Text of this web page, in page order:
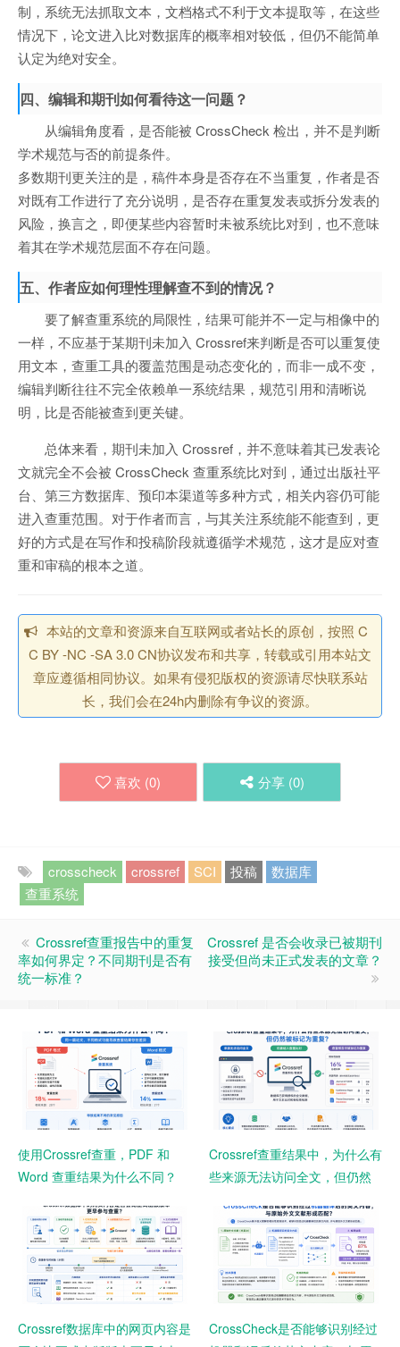
制，系统无法抓取文本，文档格式不利于文本提取等，在这些
情况下，论文进入比对数据库的概率相对较低，但仍不能简单
认定为绝对安全。
四、编辑和期刊如何看待这一问题？
从编辑角度看，是否能被 CrossCheck 检出，并不是判断
学术规范与否的前提条件。
多数期刊更关注的是，稿件本身是否存在不当重复，作者是否
对既有工作进行了充分说明，是否存在重复发表或拆分发表的
风险，换言之，即便某些内容暂时未被系统比对到，也不意味
着其在学术规范层面不存在问题。
五、作者应如何理性理解查不到的情况？
要了解查重系统的局限性，结果可能并不一定与相像中的
一样，不应基于某期刊未加入 Crossref来判断是否可以重复使
用文本，查重工具的覆盖范围是动态变化的，而非一成不变，
编辑判断往往不完全依赖单一系统结果，规范引用和清晰说
明，比是否能被查到更关键。
总体来看，期刊未加入 Crossref，并不意味着其已发表论
文就完全不会被 CrossCheck 查重系统比对到，通过出版社平
台、第三方数据库、预印本渠道等多种方式，相关内容仍可能
进入查重范围。对于作者而言，与其关注系统能不能查到，更
好的方式是在写作和投稿阶段就遵循学术规范，这才是应对查
重和审稿的根本之道。
本站的文章和资源来自互联网或者站长的原创，按照 C
C BY -NC -SA 3.0 CN协议发布和共享，转载或引用本站文
章应遵循相同协议。如果有侵犯版权的资源请尽快联系站
长，我们会在24h内删除有争议的资源。
喜欢 (0) 分享 (0)
crosscheck crossref SCI 投稿
数据库
查重系统
Crossref查重报告中的重复
率如何界定？不同期刊是否有
统一标准？
Crossref 是否会收录已被期刊
接受但尚未正式发表的文章？
使用Crossref查重，PDF 和
Word 查重结果为什么不同？
Crossref查重结果中，为什么有
些来源无法访问全文，但仍然
Crossref数据库中的网页内容是
CrossCheck是否能够识别经过